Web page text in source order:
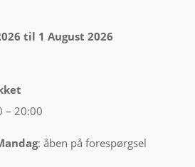
til 1 August 2026
– 20:00
: åben på forespørgsel